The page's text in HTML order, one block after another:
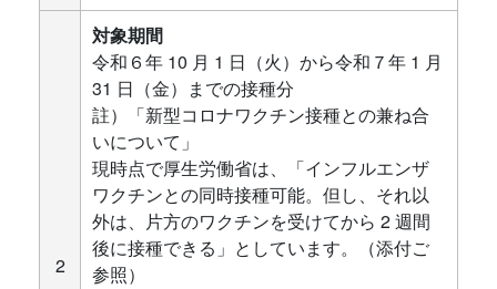
2
対象期間
令和６年 10 月 1 日（火）から令和７年 1 月
31 日（金）までの接種分
註）「新型コロナワクチン接種との兼ね合
いについて」
現時点で厚生労働省は、「インフルエンザ
ワクチンとの同時接種可能。但し、それ以
外は、片方のワクチンを受けてから 2 週間
後に接種できる」としています。（添付ご
参照）